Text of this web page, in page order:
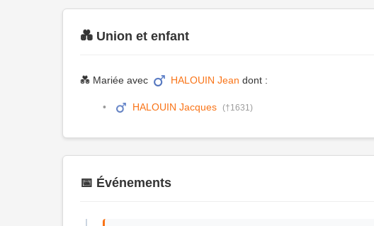
💑 Union et enfant
💑 Mariée avec HALOUIN Jean dont :
HALOUIN Jacques (†1631)
📅 Événements